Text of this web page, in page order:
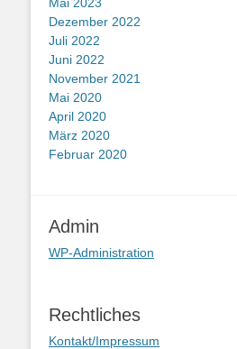
Dezember 2022
Juli 2022
Juni 2022
November 2021
Mai 2020
April 2020
März 2020
Februar 2020
Admin
WP-Administration
Rechtliches
Kontakt/Impressum